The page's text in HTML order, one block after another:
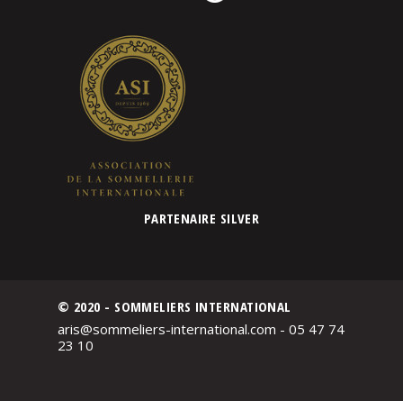
PARTENAIRE SILVER
© 2020 - SOMMELIERS INTERNATIONAL
aris@sommeliers-international.com - 05 47 74
23 10